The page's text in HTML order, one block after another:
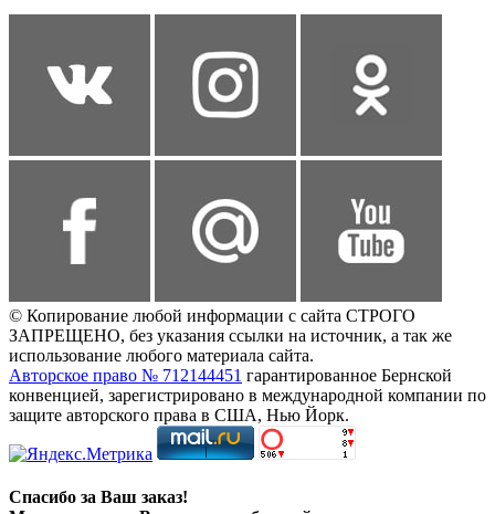
© Копирование любой информации с сайта СТРОГО
ЗАПРЕЩЕНО, без указания ссылки на источник, а так же
использование любого материала сайта.
Авторское право № 712144451 гарантированное Бернской
конвенцией, зарегистрировано в международной компании по
защите авторского права в США, Нью Йорк.
Спасибо за Ваш заказ!